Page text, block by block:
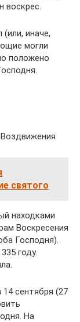
воскрес.
иначе,
могли
положено
святого
находками
Воскресения
Господня).
году.
14 сентября (27
На